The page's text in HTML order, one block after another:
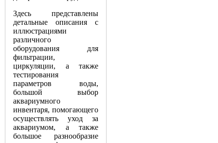
Здесь представлены
детальные описания с
иллюстрациями
различного
оборудования для
фильтрации,
циркуляции, а также
тестирования
параметров воды,
большой выбор
аквариумного
инвентаря, помогающего
осуществлять уход за
аквариумом, а также
большое разнообразие